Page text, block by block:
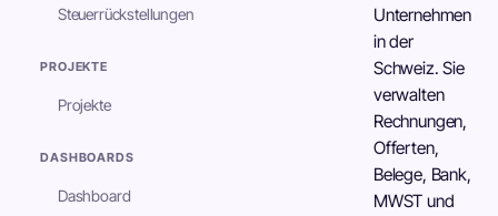
Steuerrückstellungen
PROJEKTE
Projekte
DASHBOARDS
Dashboard
Unternehmen
in der
Schweiz. Sie
verwalten
Rechnungen,
Offerten,
Belege, Bank,
MWST und